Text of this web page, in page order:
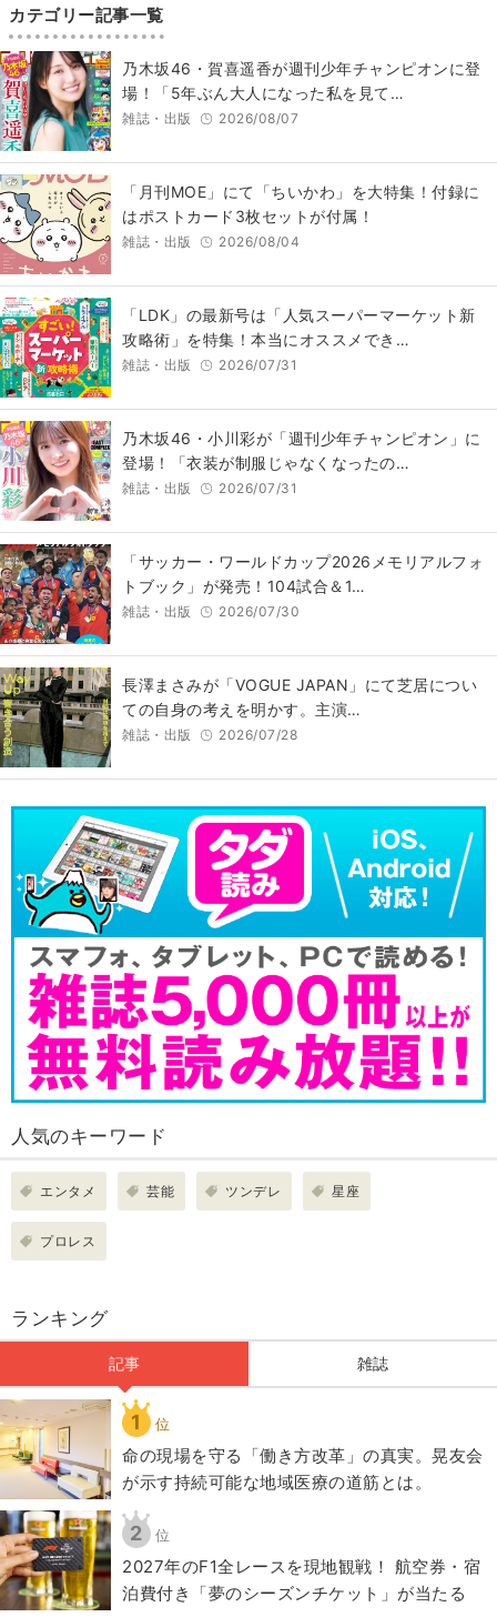
カテゴリー記事一覧
乃木坂46・賀喜遥香が週刊少年チャンピオンに登
場！「5年ぶん大人になった私を見て…
雑誌・出版 2026/08/07
「月刊MOE」にて「ちいかわ」を大特集！付録に
はポストカード3枚セットが付属！
雑誌・出版 2026/08/04
「LDK」の最新号は「人気スーパーマーケット新
攻略術」を特集！本当にオススメでき…
雑誌・出版 2026/07/31
乃木坂46・小川彩が「週刊少年チャンピオン」に
登場！「衣装が制服じゃなくなったの…
雑誌・出版 2026/07/31
「サッカー・ワールドカップ2026メモリアルフォ
トブック」が発売！104試合＆1…
雑誌・出版 2026/07/30
長澤まさみが「VOGUE JAPAN」にて芝居につい
ての自身の考えを明かす。主演…
雑誌・出版 2026/07/28
人気のキーワード
エンタメ 芸能 ツンデレ 星座
プロレス
ランキング
記事 雑誌
1 位
​命の現場を守る「働き方改革」の真実。晃友会
が示す持続可能な地域医療の道筋とは。
2 位
2027年のF1全レースを現地観戦！ 航空券・宿
泊費付き「夢のシーズンチケット」が当たる